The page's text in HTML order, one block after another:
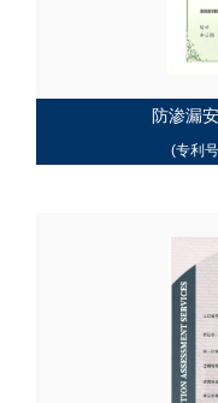
防渗漏
(专利